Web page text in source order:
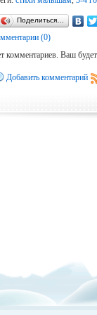
Поделиться…
(0)
комментариев. Ваш
Добавить комментарий